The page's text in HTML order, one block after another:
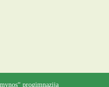
progimnazija